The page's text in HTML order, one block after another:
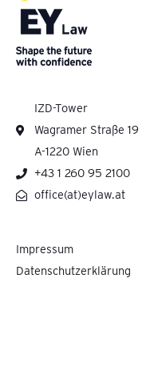
IZD-Tower
Wagramer Straße 19
A-1220 Wien
+43 1 260 95 2100
office(at)eylaw.at
Impressum
Datenschutzerklärung